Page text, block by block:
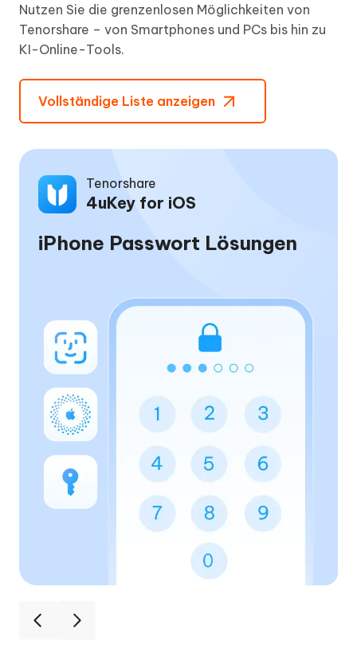
Nutzen Sie die grenzenlosen Möglichkeiten von
Tenorshare – von Smartphones und PCs bis hin zu
KI-Online-Tools.
Vollständige Liste anzeigen
Tenorshare
iAnyGo
Standort ändern ohne